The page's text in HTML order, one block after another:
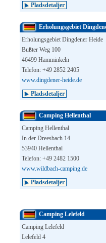
Pladsdetaljer
Erholungsgebiet
Erholungsgebiet Dingdener Heide
Bußter Weg 100
46499 Hamminkeln
Telefon: +49 2852 2405
www.dingdener-heide.de
Pladsdetaljer
Camping Hellenthal
Camping Hellenthal
In der Dreesbach 14
53940 Hellenthal
Telefon: +49 2482 1500
www.wildbach-camping.de
Pladsdetaljer
Camping Lelefeld
Camping Lelefeld
Lelefeld 4